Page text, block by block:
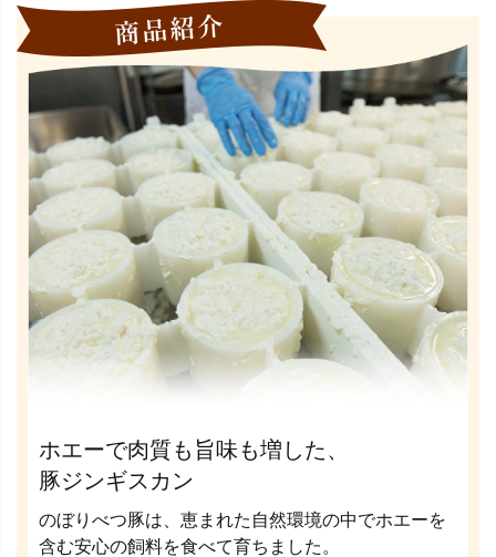
ホエーで肉質も旨味も増した、
豚ジンギスカン
のぼりべつ豚は、恵まれた自然環境の中でホエーを
含む安心の飼料を食べて育ちました。